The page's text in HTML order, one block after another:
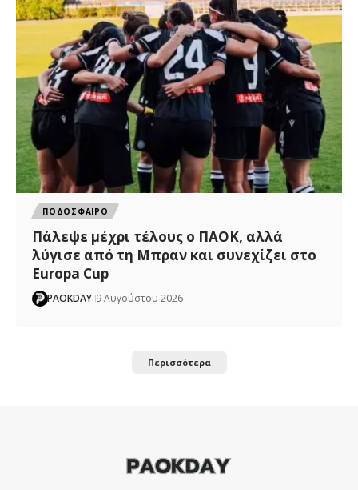
ΠΟΔΟΣΦΑΙΡΟ
Πάλεψε μέχρι τέλους ο ΠΑΟΚ, αλλά
λύγισε από τη Μπραν και συνεχίζει στο
Europa Cup
PAOKDAY 9 Αυγούστου 2026
Περισσότερα